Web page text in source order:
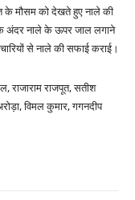
के मौसम को देखते हुए नाले की
के अंदर नाले के ऊपर जाल लगाने
से नाले की सफाई कराई।
राजाराम राजपूत, सतीश
विमल कुमार, गगनदीप